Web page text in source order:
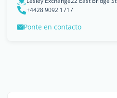
+4428 9092 1717
Ponte en contacto